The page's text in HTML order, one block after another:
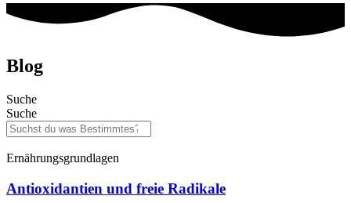
Blog
Suche
Suche
Ernährungsgrundlagen
Antioxidantien und freie Radikale